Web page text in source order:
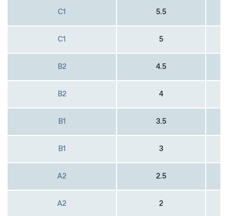
C1 5.5
C1 5
B2 4.5
B2 4
B1 3.5
B1 3
A2 2.5
A2 2